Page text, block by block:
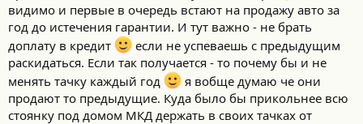
видимо и первые в очередь встают на продажу авто за
год до истечения гарантии. И тут важно - не брать
доплату в кредит
если не успеваешь с предыдущим
раскидаться. Если так получается - то почему бы и не
менять тачку каждый год
я вобще думаю че они
продают то предыдущие. Куда было бы прикольнее всю
стоянку под домом МКД держать в своих тачках от